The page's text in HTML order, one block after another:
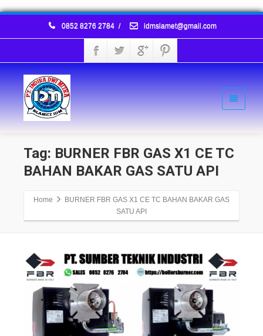
0852 8276 2784 / idmslamet@gmail.com
Tag: BURNER FBR GAS X1 CE TC
BAHAN BAKAR GAS SATU API
Home
BURNER FBR GAS X1 CE TC BAHAN BAKAR GAS
SATU API